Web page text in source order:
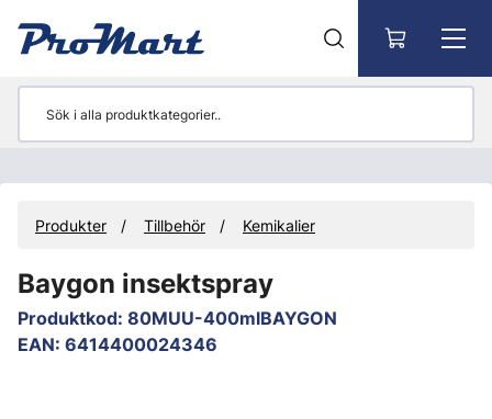
Produkter Tillbehör Kemikalier
Baygon insektspray
Produktkod: 80MUU-400mlBAYGON
EAN: 6414400024346